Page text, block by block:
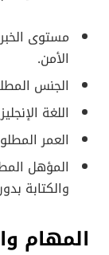
مستوى
الأمن.
الجنس
اللغة
العمر
المؤهل
والكتابة
المهام